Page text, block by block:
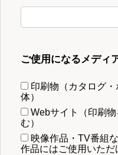
ご使用になるメディ
印刷物（カタログ
体）
Webサイト（印刷
む）
映像作品・TV番組
作品にはご使用いただ